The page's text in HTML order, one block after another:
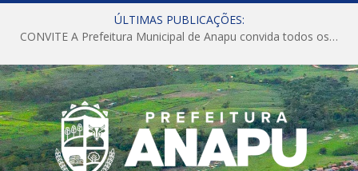
ÚLTIMAS PUBLICAÇÕES:
CONVITE A Prefeitura Municipal de Anapu convida todos os servidores públicos municipais para participarem da Audiência Pública de discussão da Lei de Diretrizes Orçamentárias (LDO), importante instrumento de planejamento das ações e investimentos da Administração Pública para o próximo exercício financeiro.